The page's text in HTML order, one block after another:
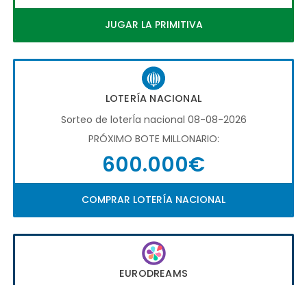
JUGAR LA PRIMITIVA
LOTERÍA NACIONAL
Sorteo de loterÍa nacional 08-08-2026
PRÓXIMO BOTE MILLONARIO:
600.000€
COMPRAR LOTERÍA NACIONAL
EURODREAMS